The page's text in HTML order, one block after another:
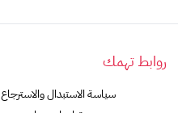
روابط تهمك
سياسة الاستبدال والاسترجاع